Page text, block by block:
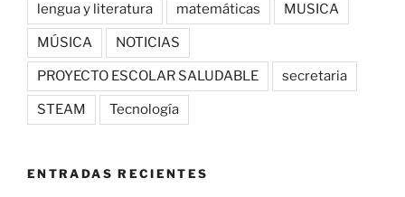
lengua y literatura matemáticas MUSICA
MÚSICA NOTICIAS
PROYECTO ESCOLAR SALUDABLE secretaria
STEAM Tecnología
ENTRADAS RECIENTES